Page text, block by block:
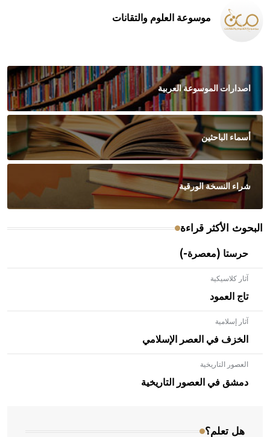
موسوعة العلوم والتقانات
اصدارات الموسوعة العربية
أسماء الباحثين
شراء النسخة الورقية
البحوث الأكثر قراءة
حرستا (معصرة-)
آثار كلاسيكية
تاج العمود
آثار إسلامية
الخزف في العصر الإسلامي
العصور التاريخية
دمشق في العصور التاريخية
هل تعلم؟
- هل تعلم أن الأبلق نوع من الفنون الهندسية التي ارتبطت
بالعمارة الإسلامية في بلاد الشام ومصر خاصة، حيث يحرص
المعمار على بناء مداميكه وخاصة في الواجهات